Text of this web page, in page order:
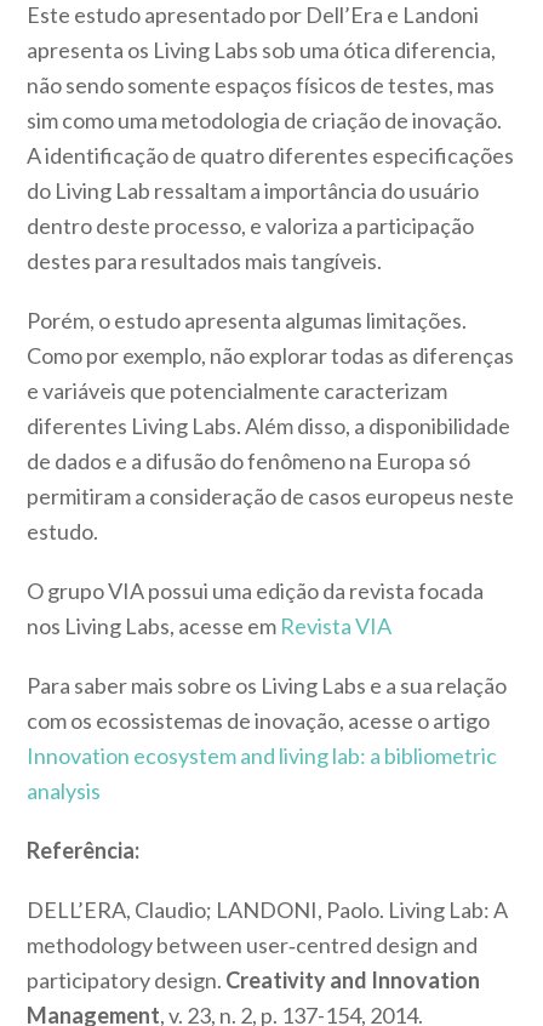
Este estudo apresentado por Dell’Era e Landoni
apresenta os Living Labs sob uma ótica diferencia,
não sendo somente espaços físicos de testes, mas
sim como uma metodologia de criação de inovação.
A identificação de quatro diferentes especificações
do Living Lab ressaltam a importância do usuário
dentro deste processo, e valoriza a participação
destes para resultados mais tangíveis.
Porém, o estudo apresenta algumas limitações.
Como por exemplo, não explorar todas as diferenças
e variáveis que potencialmente caracterizam
diferentes Living Labs. Além disso, a disponibilidade
de dados e a difusão do fenômeno na Europa só
permitiram a consideração de casos europeus neste
estudo.
O grupo VIA possui uma edição da revista focada
nos Living Labs, acesse em Revista VIA
Para saber mais sobre os Living Labs e a sua relação
com os ecossistemas de inovação, acesse o artigo
Innovation ecosystem and living lab: a bibliometric
analysis
Referência:
DELL’ERA, Claudio; LANDONI, Paolo. Living Lab: A
methodology between user‐centred design and
participatory design. Creativity and Innovation
Management, v. 23, n. 2, p. 137-154, 2014.